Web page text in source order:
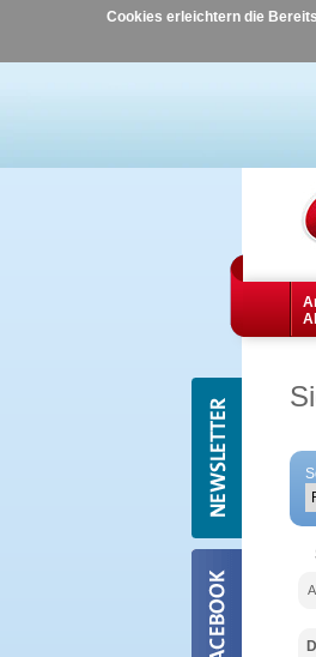
Cookies erleichtern die